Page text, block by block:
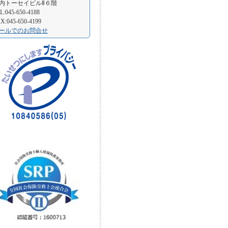
トーセイビルⅡ６階
650-4188
650-4199
ルでのお問合せ